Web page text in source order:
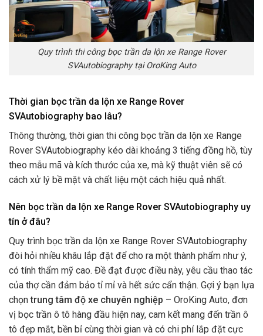
Quy trình thi công bọc trần da lộn xe Range Rover
SVAutobiography tại OroKing Auto
Thời gian bọc trần da lộn xe Range Rover
SVAutobiography bao lâu?
Thông thường, thời gian thi công bọc trần da lộn xe Range
Rover SVAutobiography kéo dài khoảng 3 tiếng đồng hồ, tùy
theo mẫu mã và kích thước của xe, mà kỹ thuật viên sẽ có
cách xử lý bề mặt và chất liệu một cách hiệu quả nhất.
Nên bọc trần da lộn xe Range Rover SVAutobiography uy
tín ở đâu?
Quy trình bọc trần da lộn xe Range Rover SVAutobiography
đòi hỏi nhiều khâu lắp đặt để cho ra một thành phẩm như ý,
có tính thẩm mỹ cao. Đề đạt được điều này, yêu cầu thao tác
của thợ cần đảm bảo tỉ mỉ và hết sức cẩn thận. Gợi ý bạn lựa
chọntrung tâm độ xe chuyên nghiệp – OroKing Auto, đơn
vị bọc trần ô tô hàng đầu hiện nay, cam kết mang đến trần ô
tô đẹp mắt, bền bỉ cùng thời gian và có chi phí lắp đặt cực